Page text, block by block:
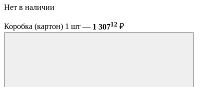
Нет в наличии
Коробка (картон) 1 шт — 1 30712 ₽